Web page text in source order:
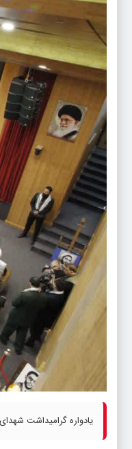
یادواره گرامیداشت شهدای دستگاه قضایی